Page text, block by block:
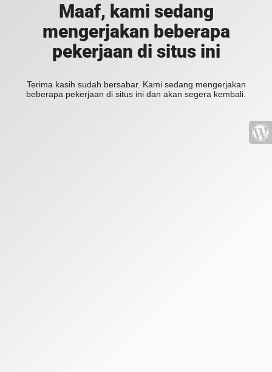
Maaf, kami sedang
mengerjakan beberapa
pekerjaan di situs ini
Terima kasih sudah bersabar. Kami sedang mengerjakan
beberapa pekerjaan di situs ini dan akan segera kembali.